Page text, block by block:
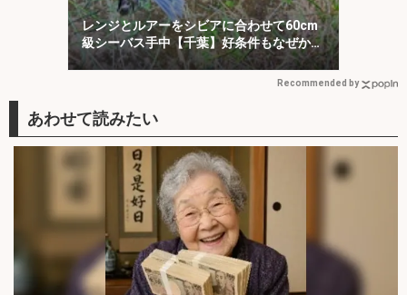
レンジとルアーをシビアに合わせて60cm
級シーバス手中【千葉】好条件もなぜか苦
戦
Recommended by